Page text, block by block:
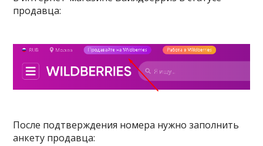
продавца:
После подтверждения номера нужно заполнить
анкету продавца: